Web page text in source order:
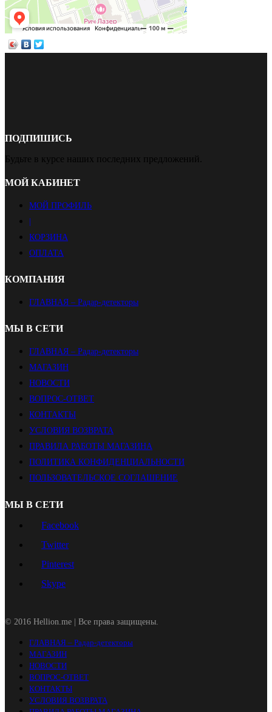
ПОДПИШИСЬ
Будьте в курсе наших последних предложений.
МОЙ КАБИНЕТ
МОЙ ПРОФИЛЬ
КОРЗИНА
ОПЛАТА
КОМПАНИЯ
ГЛАВНАЯ – Радар-детекторы
МЫ В СЕТИ
ГЛАВНАЯ – Радар-детекторы
МАГАЗИН
НОВОСТИ
ВОПРОС-ОТВЕТ
КОНТАКТЫ
УСЛОВИЯ ВОЗВРАТА
ПРАВИЛА РАБОТЫ МАГАЗИНА
ПОЛИТИКА КОНФИДЕНЦИАЛЬНОСТИ
ПОЛЬЗОВАТЕЛЬСКОЕ СОГЛАШЕНИЕ
МЫ В СЕТИ
Facebook
Twitter
Pinterest
Skype
© 2016 Hellion.me | Все права защищены.
ГЛАВНАЯ – Радар-детекторы
МАГАЗИН
НОВОСТИ
ВОПРОС-ОТВЕТ
КОНТАКТЫ
УСЛОВИЯ ВОЗВРАТА